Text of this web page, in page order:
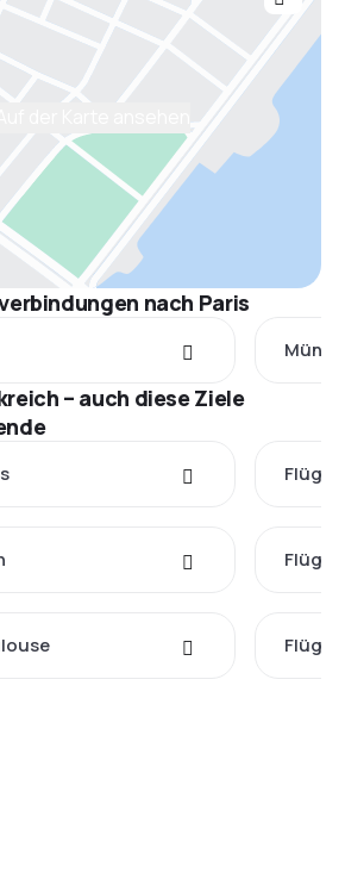
nach Paris
– auch diese Ziele
Flüge
Flüge
Flüge